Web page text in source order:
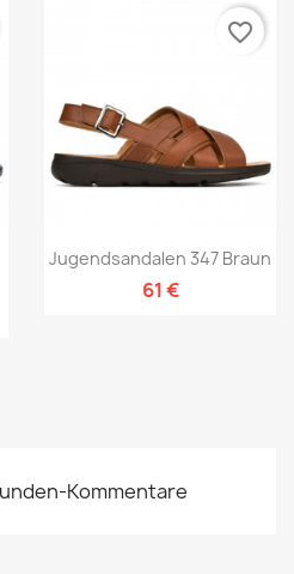
Jugendsandalen 347 Braun
61 €
favorite_border
Kommentare